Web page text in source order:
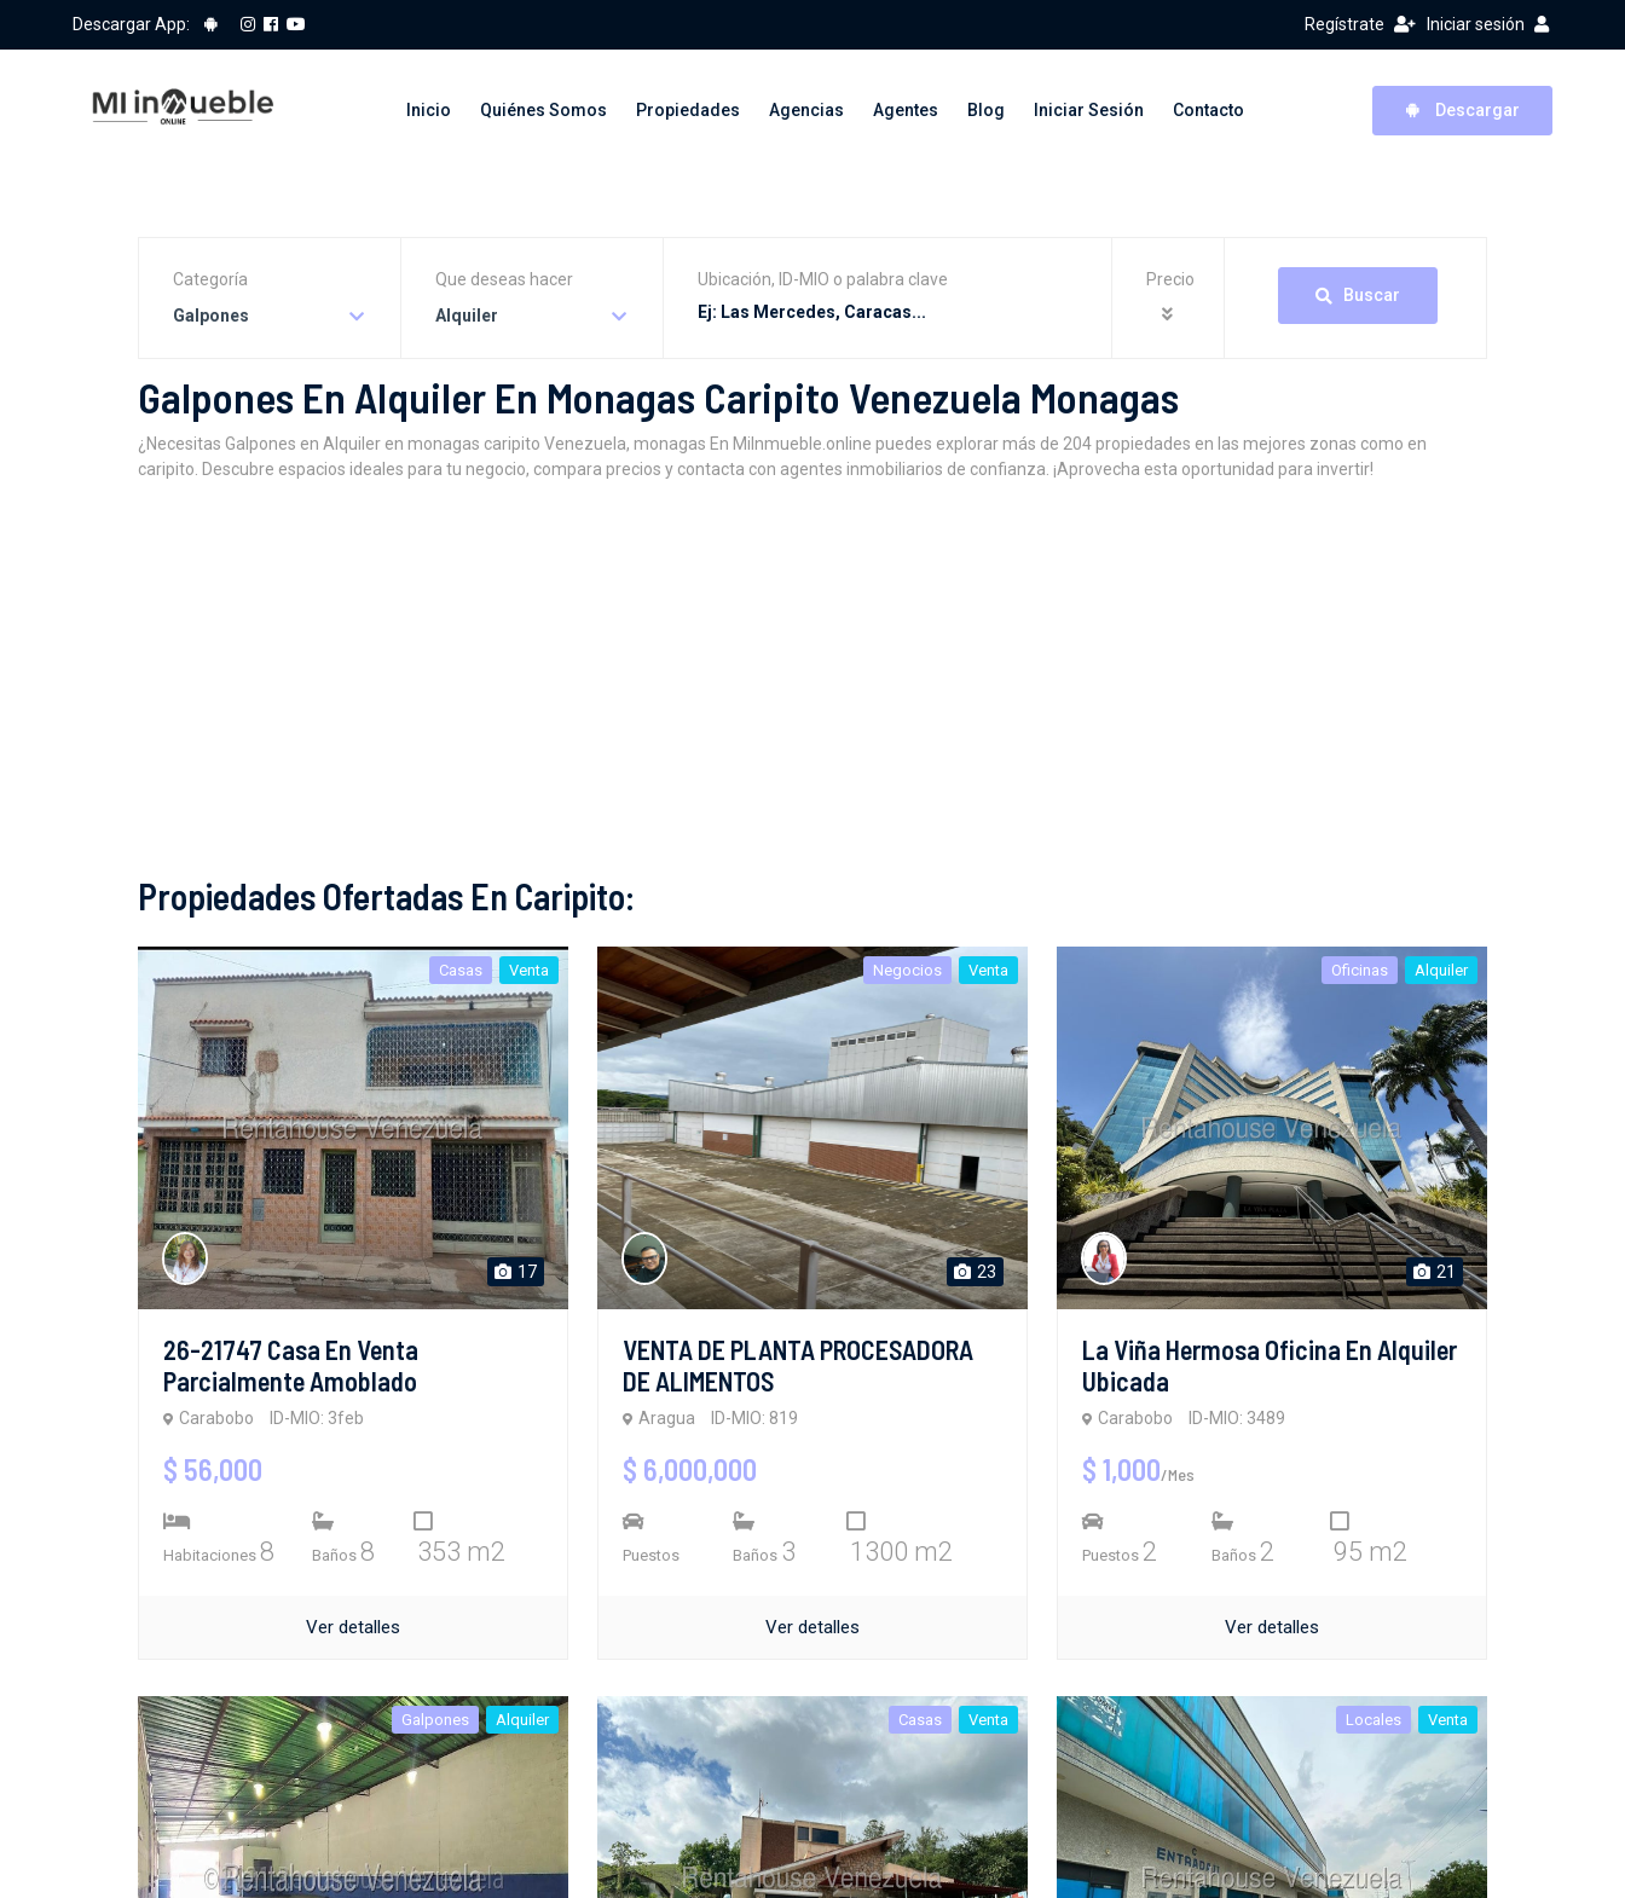
Descargar App: Regístrate Iniciar sesión
Inicio Quiénes Somos Propiedades Agencias Agentes Blog Iniciar Sesión Contacto Descargar
Categoría
Galpones
Que deseas hacer
Alquiler
Ubicación, ID-MIO o palabra clave
Precio
Buscar
Galpones En Alquiler En Monagas Caripito Venezuela Monagas
¿Necesitas Galpones en Alquiler en monagas caripito Venezuela, monagas En MiInmueble.online puedes explorar más de 204 propiedades en las mejores zonas como en
caripito. Descubre espacios ideales para tu negocio, compara precios y contacta con agentes inmobiliarios de confianza. ¡Aprovecha esta oportunidad para invertir!
Propiedades Ofertadas En Caripito:
Casas Venta
17
26-21747 Casa En Venta
Parcialmente Amoblado
Carabobo ID-MIO: 3feb
$ 56,000
Habitaciones 8 Baños 8 353 m2
Ver detalles
Negocios Venta
23
VENTA DE PLANTA PROCESADORA
DE ALIMENTOS
Aragua ID-MIO: 819
$ 6,000,000
Puestos Baños 3 1300 m2
Ver detalles
Oficinas Alquiler
21
La Viña Hermosa Oficina En Alquiler
Ubicada
Carabobo ID-MIO: 3489
$ 1,000/Mes
Puestos 2 Baños 2 95 m2
Ver detalles
Galpones Alquiler Casas Venta Locales Venta